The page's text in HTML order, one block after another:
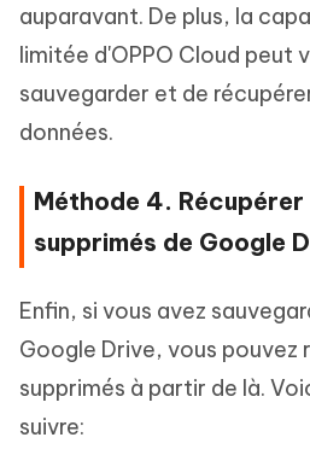
auparavant. De plus, la
limitée d'OPPO Cloud peut
sauvegarder et de
données.
Méthode 4. Récupérer
supprimés de Google
Enfin, si vous avez
Google Drive, vous pouvez
supprimés à partir de là.
suivre: